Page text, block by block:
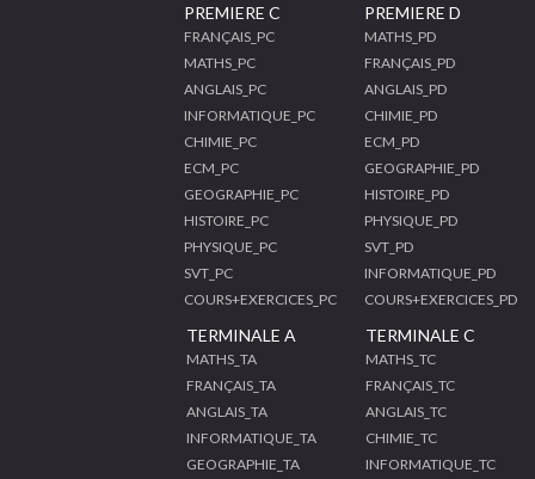
PREMIERE C
FRANÇAIS_PC
MATHS_PC
ANGLAIS_PC
INFORMATIQUE_PC
CHIMIE_PC
ECM_PC
GEOGRAPHIE_PC
HISTOIRE_PC
PHYSIQUE_PC
SVT_PC
COURS+EXERCICES_PC
PREMIERE D
MATHS_PD
FRANÇAIS_PD
ANGLAIS_PD
CHIMIE_PD
ECM_PD
GEOGRAPHIE_PD
HISTOIRE_PD
PHYSIQUE_PD
SVT_PD
INFORMATIQUE_PD
COURS+EXERCICES_PD
TERMINALE A
MATHS_TA
FRANÇAIS_TA
ANGLAIS_TA
INFORMATIQUE_TA
GEOGRAPHIE_TA
TERMINALE C
MATHS_TC
FRANÇAIS_TC
ANGLAIS_TC
CHIMIE_TC
INFORMATIQUE_TC